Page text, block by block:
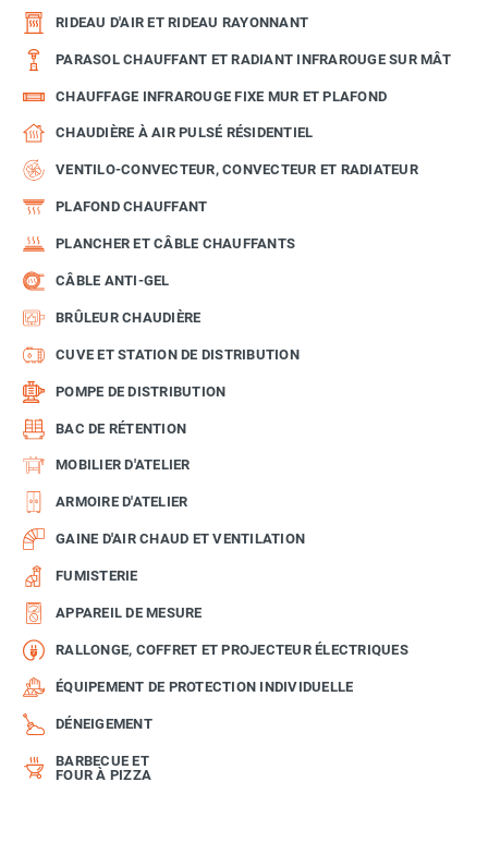
RIDEAU D'AIR ET RIDEAU RAYONNANT
PARASOL CHAUFFANT ET RADIANT INFRAROUGE SUR MÂT
CHAUFFAGE INFRAROUGE FIXE MUR ET PLAFOND
CHAUDIÈRE À AIR PULSÉ RÉSIDENTIEL
VENTILO-CONVECTEUR, CONVECTEUR ET RADIATEUR
PLAFOND CHAUFFANT
PLANCHER ET CÂBLE CHAUFFANTS
CÂBLE ANTI-GEL
BRÛLEUR CHAUDIÈRE
CUVE ET STATION DE DISTRIBUTION
POMPE DE DISTRIBUTION
BAC DE RÉTENTION
MOBILIER D'ATELIER
ARMOIRE D'ATELIER
GAINE D'AIR CHAUD ET VENTILATION
FUMISTERIE
APPAREIL DE MESURE
RALLONGE, COFFRET ET PROJECTEUR ÉLECTRIQUES
ÉQUIPEMENT DE PROTECTION INDIVIDUELLE
DÉNEIGEMENT
BARBECUE ET
FOUR À PIZZA